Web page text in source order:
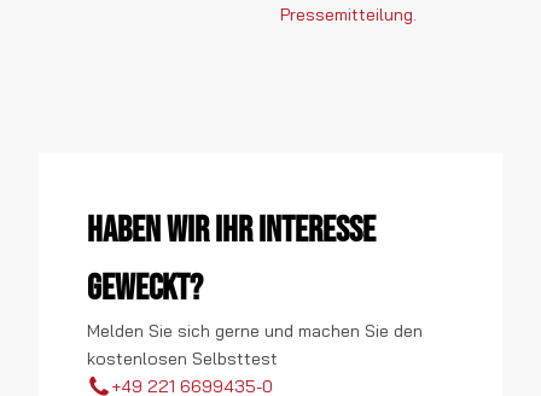
Pressemitteilung.
Haben wir Ihr Interesse
geweckt?
Melden Sie sich gerne und machen Sie den
kostenlosen Selbsttest
+49 221 6699435-0